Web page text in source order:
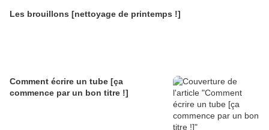
Les brouillons [nettoyage de printemps !]
Comment écrire un tube [ça
commence par un bon titre !]